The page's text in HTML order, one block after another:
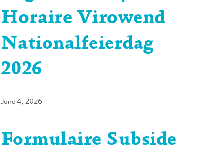
Horaire Virowend
Nationalfeierdag
2026
June 4, 2026
Formulaire Subside